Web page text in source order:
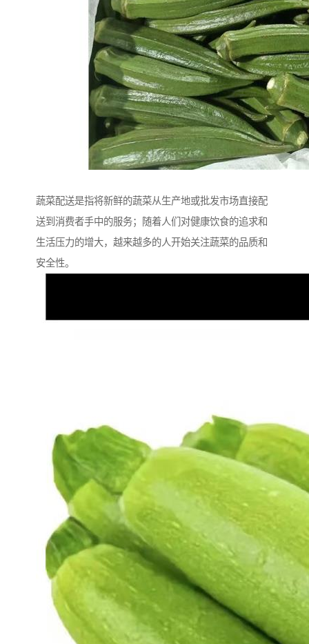
蔬菜配送是指将新鲜的蔬菜从生产地或批发市场直接配
送到消费者手中的服务；随着人们对健康饮食的追求和
生活压力的增大，越来越多的人开始关注蔬菜的品质和
安全性。